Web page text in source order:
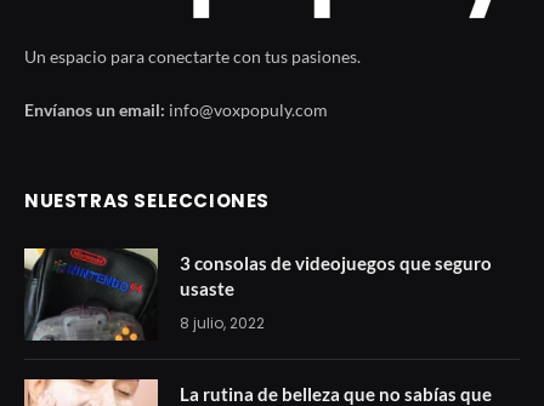
Un espacio para conectarte con tus pasiones.
Envíanos un email: info@voxpopuly.com
NUESTRAS SELECCIONES
3 consolas de videojuegos que seguro
usaste
8 julio, 2022
La rutina de belleza que no sabías que